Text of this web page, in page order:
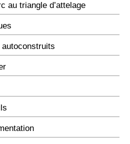
au triangle d’attelage